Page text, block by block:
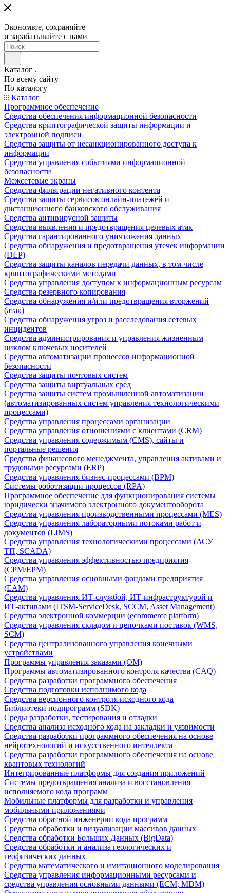
Экономьте, сохраняйте
и зарабатывайте с нами
Каталог
По всему сайту
По каталогу
Каталог
Программное обеспечение
Средства обеспечения информационной безопасности
Средства криптографической защиты информации и
электронной подписи
Средства защиты от несанкционированного доступа к
информации
Средства управления событиями информационной
безопасности
Межсетевые экраны
Средства фильтрации негативного контента
Средства защиты сервисов онлайн-платежей и
дистанционного банковского обслуживания
Средства антивирусной защиты
Средства выявления и предотвращения целевых атак
Средства гарантированного уничтожения данных
Средства обнаружения и предотвращения утечек информации
(DLP)
Средства защиты каналов передачи данных, в том числе
криптографическими методами
Средства управления доступом к информационным ресурсам
Средства резервного копирования
Средства обнаружения и/или предотвращения вторжений
(атак)
Средства обнаружения угроз и расследования сетевых
инцидентов
Средства администрирования и управления жизненным
циклом ключевых носителей
Средства автоматизации процессов информационной
безопасности
Средства защиты почтовых систем
Средства защиты виртуальных сред
Средства защиты систем промышленной автоматизации
(автоматизированных систем управления технологическими
процессами)
Средства управления процессами организации
Средства управления отношениями с клиентами (CRM)
Средства управления содержимым (CMS), сайты и
портальные решения
Средства финансового менеджмента, управления активами и
трудовыми ресурсами (ERP)
Средства управления бизнес-процессами (BPM)
Системы роботизации процессов (RPA)
Программное обеспечение для функционирования системы
юридически значимого электронного документооборота
Средства управления производственными процессами (MES)
Средства управления лабораторными потоками работ и
документов (LIMS)
Средства управления технологическими процессами (АСУ
ТП, SCADA)
Средства управления эффективностью предприятия
(CPM/EPM)
Средства управления основными фондами предприятия
(EAM)
Средства управления ИТ-службой, ИТ-инфраструктурой и
ИТ-активами (ITSM-ServiceDesk, SCCM, Asset Management)
Средства электронной коммерции (ecommerce platform)
Средства управления складом и цепочками поставок (WMS,
SCM)
Средства централизованного управления конечными
устройствами
Программы управления заказами (OM)
Программы автоматизированного контроля качества (CAQ)
Средства разработки программного обеспечения
Средства подготовки исполнимого кода
Средства версионного контроля исходного кода
Библиотеки подпрограмм (SDK)
Среды разработки, тестирования и отладки
Средства анализа исходного кода на закладки и уязвимости
Средства разработки программного обеспечения на основе
нейротехнологий и искусственного интеллекта
Средства разработки программного обеспечения на основе
квантовых технологий
Интегрированные платформы для создания приложений
Системы предотвращения анализа и восстановления
исполняемого кода программ
Мобильные платформы для разработки и управления
мобильными приложениями
Средства обратной инженерии кода программ
Средства обработки и визуализации массивов данных
Средства обработки Больших Данных (BigData)
Средства обработки и анализа геологических и
геофизических данных
Средства математического и имитационного моделирования
Средства управления информационными ресурсами и
средства управления основными данными (ECM, MDM)